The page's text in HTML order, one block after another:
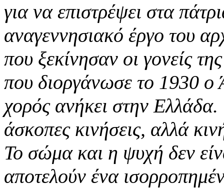
για να επιστρέψει στα
αναγεννησιακό έργο του
που ξεκίνησαν οι γονείς
που διοργάνωσε το 1930 ο
χορός ανήκει στην Ελλάδα.
άσκοπες κινήσεις, αλλά
Το σώμα και η ψυχή δεν
αποτελούν ένα